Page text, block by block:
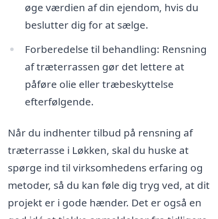
øge værdien af din ejendom, hvis du
beslutter dig for at sælge.
Forberedelse til behandling: Rensning
af træterrassen gør det lettere at
påføre olie eller træbeskyttelse
efterfølgende.
Når du indhenter tilbud på rensning af
træterrasse i Løkken, skal du huske at
spørge ind til virksomhedens erfaring og
metoder, så du kan føle dig tryg ved, at dit
projekt er i gode hænder. Det er også en